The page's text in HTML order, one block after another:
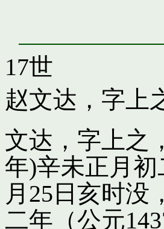
17世
赵文达，字上
文达，字上之
年)辛未正月
月25日亥时没
二年（公元